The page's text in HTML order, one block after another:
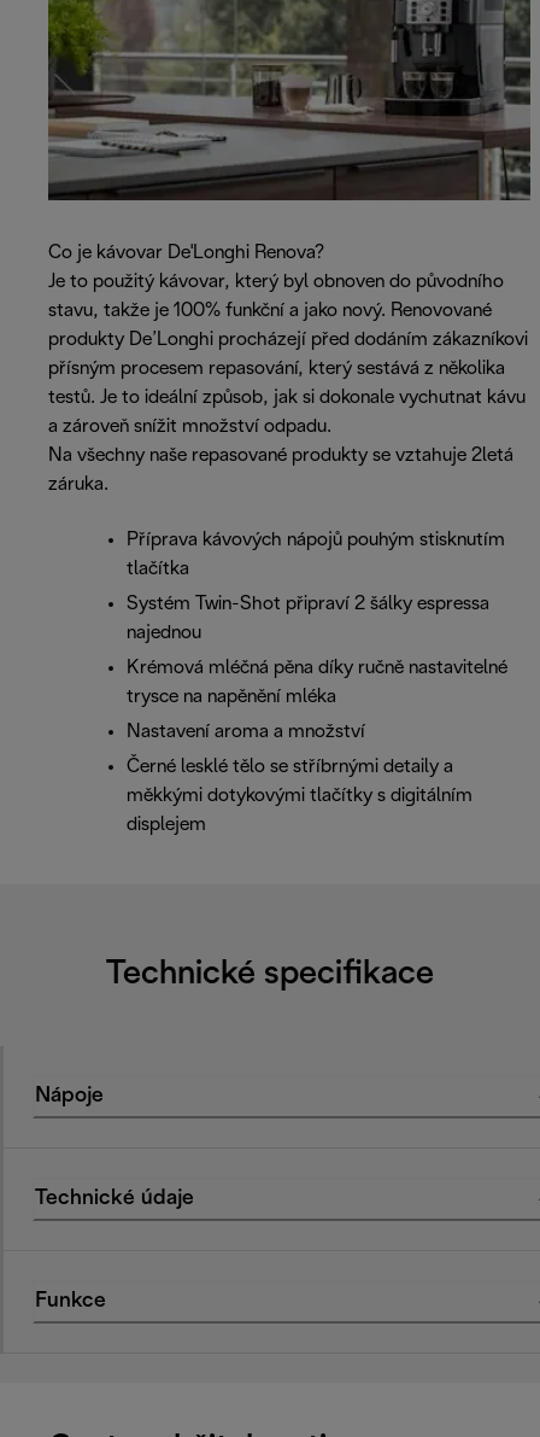
Co je kávovar De'Longhi Renova?
Je to použitý kávovar, který byl obnoven do původního
stavu, takže je 100% funkční a jako nový. Renovované
produkty De’Longhi procházejí před dodáním zákazníkovi
přísným procesem repasování, který sestává z několika
testů. Je to ideální způsob, jak si dokonale vychutnat kávu
a zároveň snížit množství odpadu.
Na všechny naše repasované produkty se vztahuje 2letá
záruka.
Příprava kávových nápojů pouhým stisknutím
tlačítka
Systém Twin-Shot připraví 2 šálky espressa
najednou
Krémová mléčná pěna díky ručně nastavitelné
trysce na napěnění mléka
Nastavení aroma a množství
Černé lesklé tělo se stříbrnými detaily a
měkkými dotykovými tlačítky s digitálním
displejem
Technické specifikace
Nápoje
Technické údaje
Funkce